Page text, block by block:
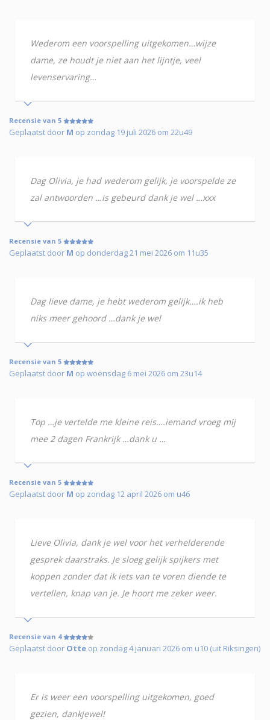
Wederom een voorspelling uitgekomen…wijze
dame, ze houdt je niet aan het lijntje, veel
levenservaring…
Recensie van 5
Geplaatst door M op zondag 19 juli 2026 om 22u49
Dag Olivia, je had wederom gelijk, je voorspelde ze
zal antwoorden …is gebeurd dank je wel …xxx
Recensie van 5
Geplaatst door M op donderdag 21 mei 2026 om 11u35
Dag lieve dame, je hebt wederom gelijk….ik heb
niks meer gehoord …dank je wel
Recensie van 5
Geplaatst door M op woensdag 6 mei 2026 om 23u14
Top …je vertelde me kleine reis….iemand vroeg mij
mee 2 dagen Frankrijk …dank u …
Recensie van 5
Geplaatst door M op zondag 12 april 2026 om u46
Lieve Olivia, dank je wel voor het verhelderende
gesprek daarstraks. Je sloeg gelijk spijkers met
koppen zonder dat ik iets van te voren diende te
vertellen, knap van je. Je hoort me zeker weer.
Recensie van 4
Geplaatst door Otte op zondag 4 januari 2026 om u10 (uit Riksingen)
Er is weer een voorspelling uitgekomen, goed
gezien, dankjewel!